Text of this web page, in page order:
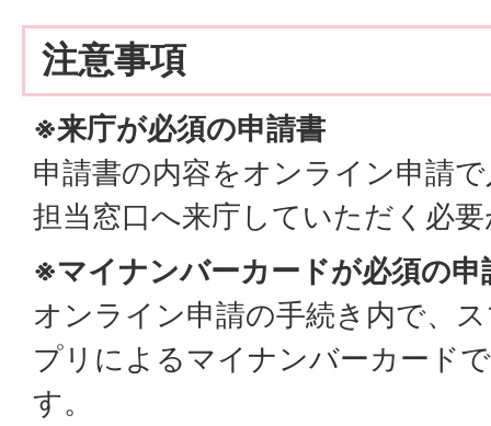
注意事項
※来庁が必須の申請書
申請書の内容をオンライン申請
担当窓口へ来庁していただく必
※マイナンバーカードが必須の申
オンライン申請の手続き内で、
プリによるマイナンバーカード
す。